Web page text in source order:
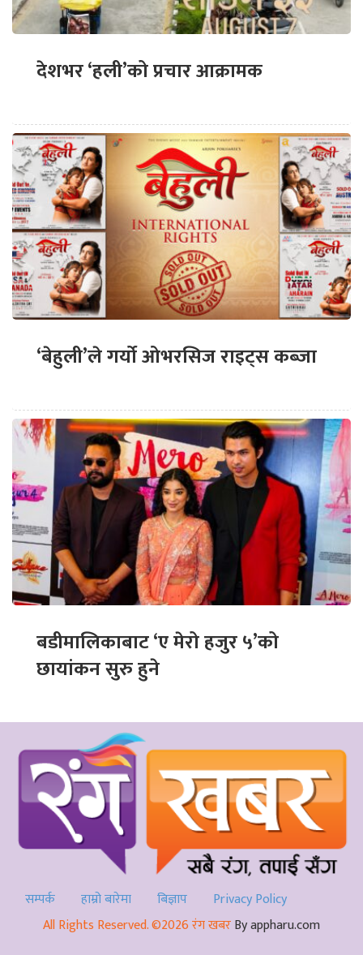
देशभर ‘हली’को प्रचार आक्रामक
‘बेहुली’ले गर्यो ओभरसिज राइट्स कब्जा
बडीमालिकाबाट ‘ए मेरो हजुर ५’को
छायांकन सुरु हुने
सम्पर्क हाम्रो बारेमा बिज्ञाप
Privacy Policy
All Rights Reserved. ©2026 रंग खबरBy appharu.com